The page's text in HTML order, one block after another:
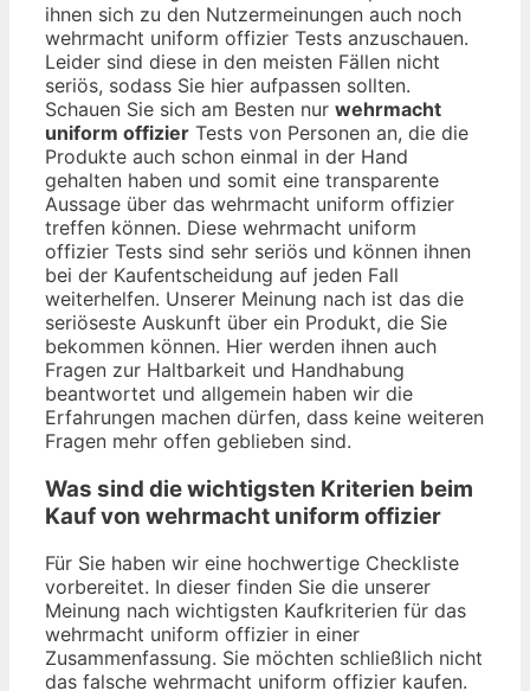
ihnen sich zu den Nutzermeinungen auch noch
wehrmacht uniform offizier Tests anzuschauen.
Leider sind diese in den meisten Fällen nicht
seriös, sodass Sie hier aufpassen sollten.
Schauen Sie sich am Besten nur wehrmacht
uniform offizier Tests von Personen an, die die
Produkte auch schon einmal in der Hand
gehalten haben und somit eine transparente
Aussage über das wehrmacht uniform offizier
treffen können. Diese wehrmacht uniform
offizier Tests sind sehr seriös und können ihnen
bei der Kaufentscheidung auf jeden Fall
weiterhelfen. Unserer Meinung nach ist das die
seriöseste Auskunft über ein Produkt, die Sie
bekommen können. Hier werden ihnen auch
Fragen zur Haltbarkeit und Handhabung
beantwortet und allgemein haben wir die
Erfahrungen machen dürfen, dass keine weiteren
Fragen mehr offen geblieben sind.
Was sind die wichtigsten Kriterien beim
Kauf von wehrmacht uniform offizier
Für Sie haben wir eine hochwertige Checkliste
vorbereitet. In dieser finden Sie die unserer
Meinung nach wichtigsten Kaufkriterien für das
wehrmacht uniform offizier in einer
Zusammenfassung. Sie möchten schließlich nicht
das falsche wehrmacht uniform offizier kaufen.